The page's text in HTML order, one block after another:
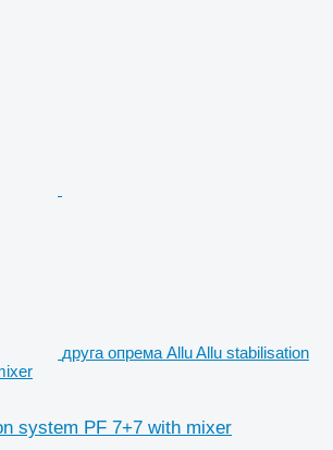
друга опрема Allu Allu stabilisation
system PF 7+7 with mixer